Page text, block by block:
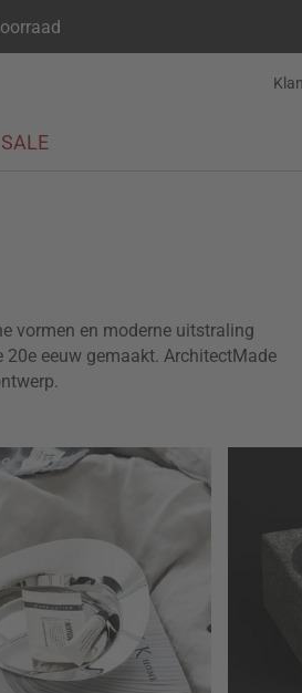
SALE
vormen en moderne uitstraling
eeuw gemaakt. ArchitectMade